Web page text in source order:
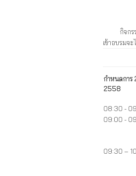
กิจกรรมป
เข้าอบรมจ
กำหนดการ
2558
08:30 -
09:00 -
09:30 –